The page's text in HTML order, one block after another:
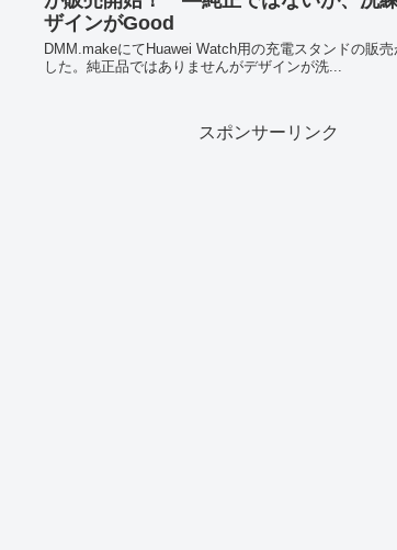
ザインがGood
DMM.makeにてHuawei Watch用の充電スタンドの販売
した。純正品ではありませんがデザインが洗...
スポンサーリンク